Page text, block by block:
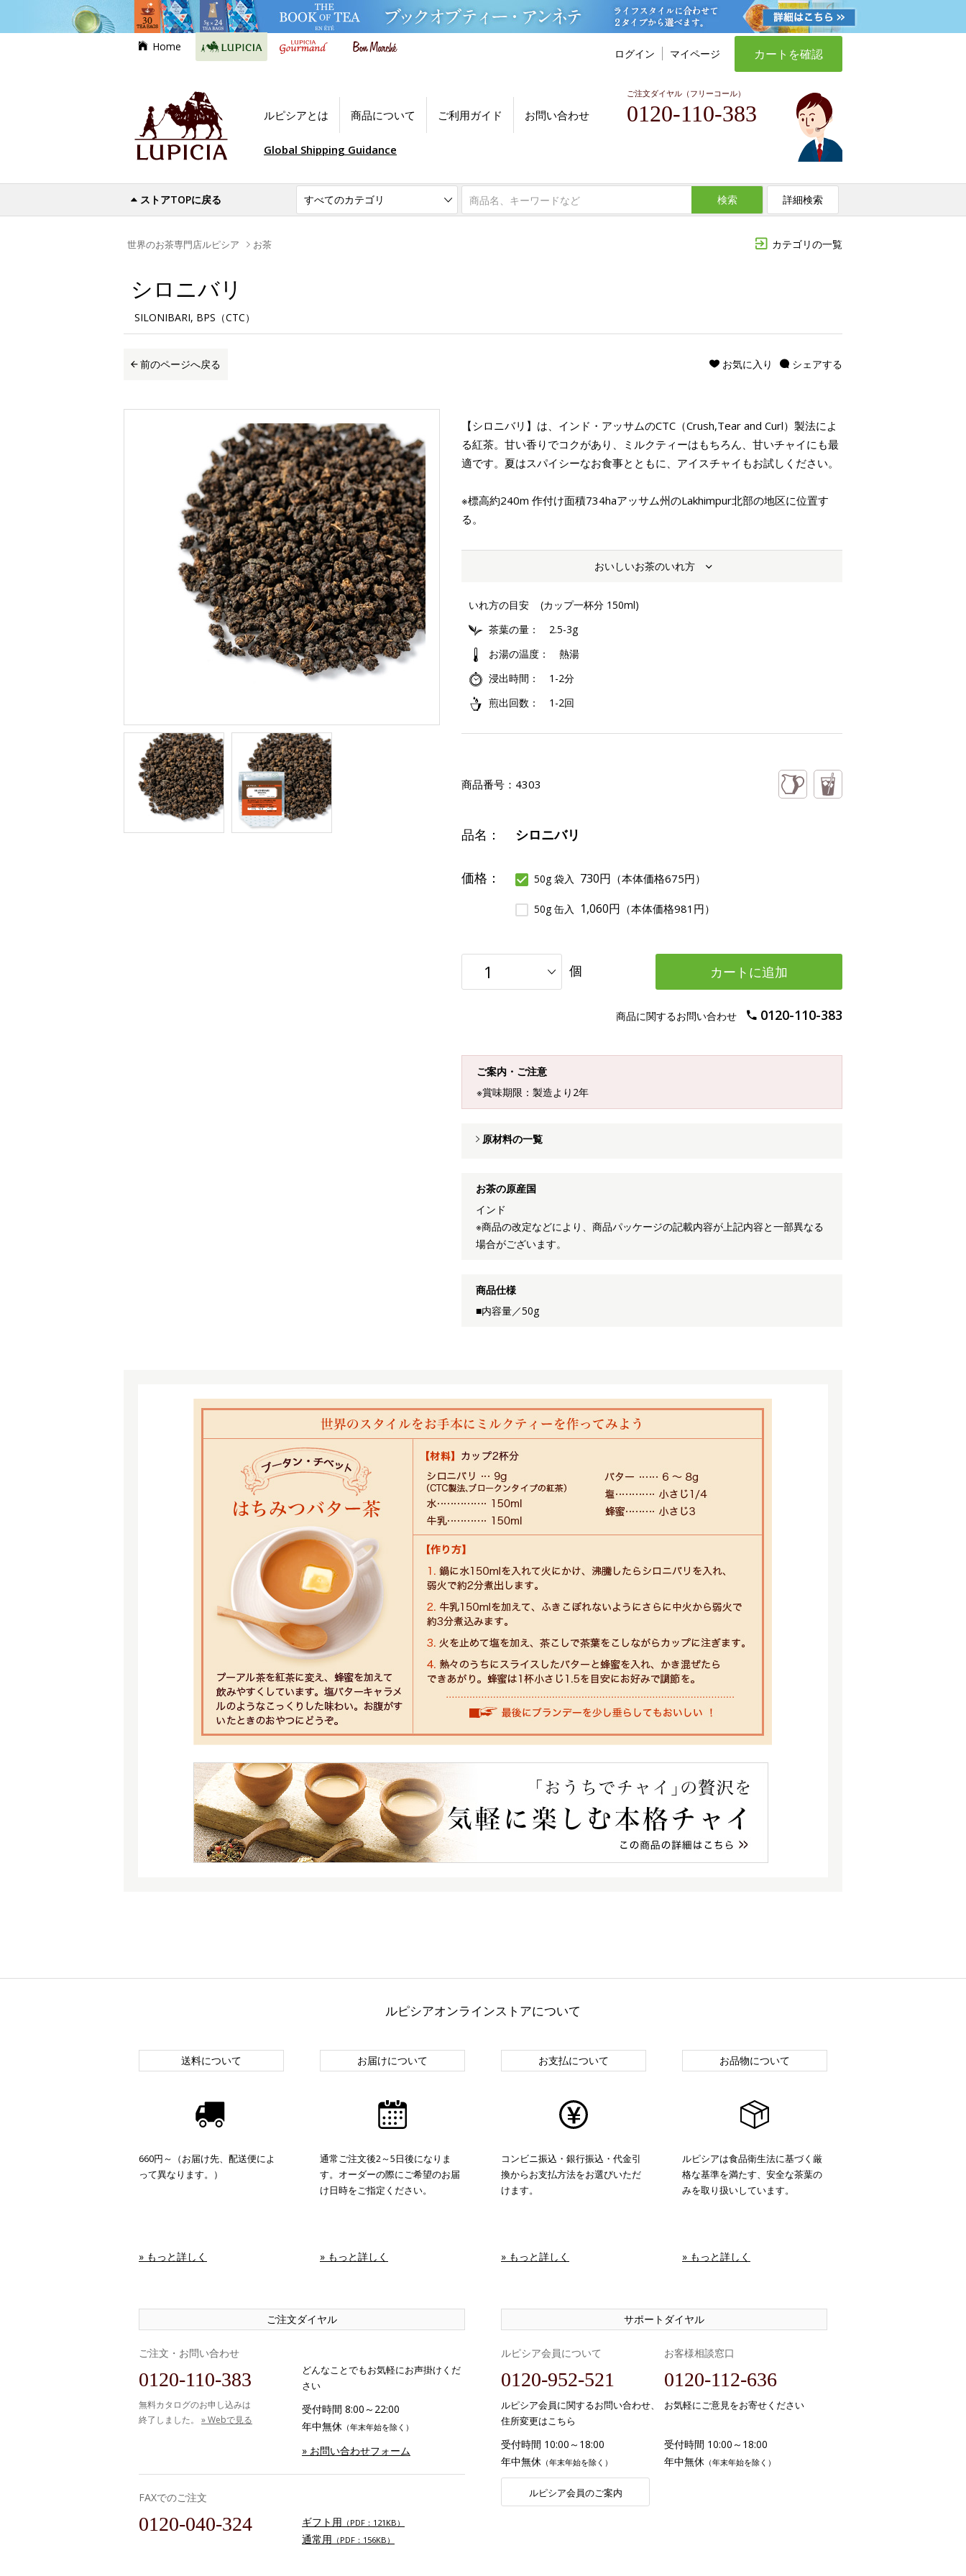
Home
ログイン マイページ カートを確認
ルピシアとは 商品について ご利用ガイド お問い合わせ
ご注文ダイヤル（フリーコール）
0120-110-383
Global Shipping Guidance
ストアTOPに戻る 検索 詳細検索
カテゴリの一覧
世界のお茶専門店ルピシア お茶
シロニバリ
SILONIBARI, BPS（CTC）
前のページへ戻る シェアする
お気に入り
【シロニバリ】は、インド・アッサムのCTC（Crush,Tear and Curl）製法によ
る紅茶。甘い香りでコクがあり、ミルクティーはもちろん、甘いチャイにも最
適です。夏はスパイシーなお食事とともに、アイスチャイもお試しください。
※標高約240m 作付け面積734haアッサム州のLakhimpur北部の地区に位置す
る。
おいしいお茶のいれ方
いれ方の目安
(カップ一杯分 150ml)
茶葉の量
2.5-3g
お湯の温度
熱湯
浸出時間
1-2分
煎出回数
1-2回
商品番号： 4303
品名： シロニバリ
価格： 50g 袋入 730円 （本体価格675円）
50g 缶入 1,060円 （本体価格981円）
個 カートに追加
商品に関するお問い合わせ 0120-110-383
ご案内・ご注意
※賞味期限：製造より2年
原材料の一覧
お茶の原産国
インド
※商品の改定などにより、商品パッケージの記載内容が上記内容と一部異なる
場合がございます。
商品仕様
■内容量／50g
ルピシアオンラインストアについて
送料について
660円～（お届け先、配送便によ
って異なります。）
» もっと詳しく
お届けについて
通常ご注文後2～5日後になりま
す。オーダーの際にご希望のお届
け日時をご指定ください。
» もっと詳しく
お支払について
コンビニ振込・銀行振込・代金引
換からお支払方法をお選びいただ
けます。
» もっと詳しく
お品物について
ルピシアは食品衛生法に基づく厳
格な基準を満たす、安全な茶葉の
みを取り扱いしています。
» もっと詳しく
ご注文ダイヤル
ご注文・お問い合わせ
0120-110-383
無料カタログのお申し込みは
終了しました。 » Webで見る
どんなことでもお気軽にお声掛けくだ
さい
受付時間 8:00～22:00
年中無休 （年末年始を除く）
» お問い合わせフォーム
FAXでのご注文
0120-040-324 ギフト用 （PDF：121KB）
通常用 （PDF：156KB）
サポートダイヤル
ルピシア会員について
0120-952-521
ルピシア会員に関するお問い合わせ、
住所変更はこちら
受付時間 10:00～18:00
年中無休 （年末年始を除く）
ルピシア会員のご案内
お客様相談窓口
0120-112-636
お気軽にご意見をお寄せください
受付時間 10:00～18:00
年中無休 （年末年始を除く）